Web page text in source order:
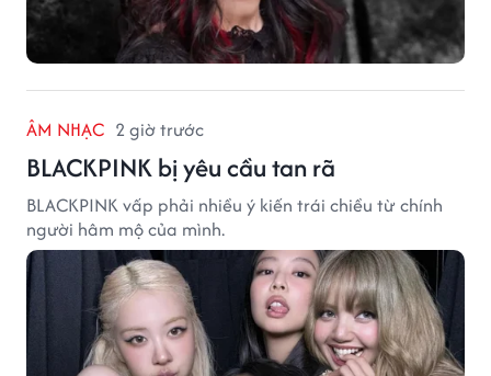
ÂM NHẠC 2 giờ trước
BLACKPINK bị yêu cầu tan rã
BLACKPINK vấp phải nhiều ý kiến trái chiều từ chính
người hâm mộ của mình.